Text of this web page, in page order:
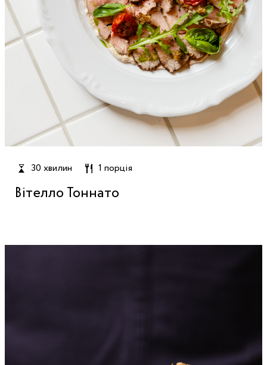
30 хвилин 1 порція
Вітелло Тоннато